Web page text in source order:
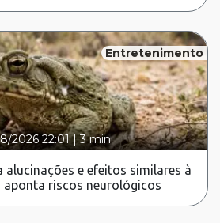
Entretenimento
2026 22:01|3 min
alucinações e efeitos similares à
aponta riscos neurológicos